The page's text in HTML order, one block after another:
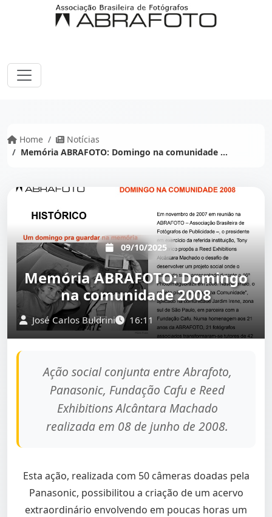
Home
Notícias
Memória ABRAFOTO: Domingo na comunidade …
09/10/2025
Memória ABRAFOTO: Domingo
na comunidade 2008
José Carlos Buldrini 16:11
Ação social conjunta entre Abrafoto,
Panasonic, Fundação Cafu e Reed
Exhibitions Alcântara Machado
realizada em 08 de junho de 2008.
Esta ação, realizada com 50 câmeras doadas pela
Panasonic, possibilitou a criação de um acervo
extraordinário envolvendo em poucas horas um